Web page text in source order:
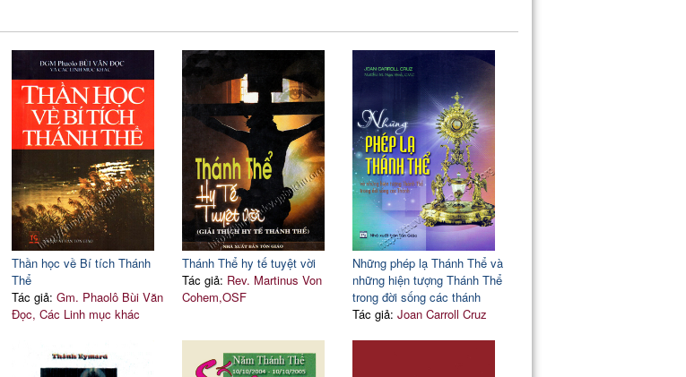
Thần học về Bí tích Thánh
Thể
Tác giả: Gm. Phaolô Bùi Văn
Đọc, Các Linh mục khác
Thánh Thể hy tế tuyệt vời
Tác giả: Rev. Martinus Von
Cohem,OSF
Những phép lạ Thánh Thể và
những hiện tượng Thánh Thể
trong đời sống các thánh
Tác giả: Joan Carroll Cruz